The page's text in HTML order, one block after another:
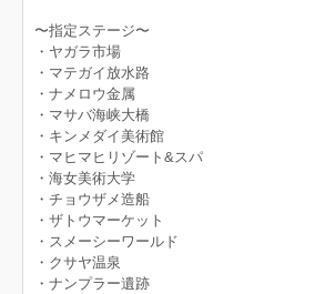
〜指定ステージ〜
・ヤガラ市場
・マテガイ放水路
・ナメロウ金属
・マサバ海峡大橋
・キンメダイ美術館
・マヒマヒリゾート&スパ
・海女美術大学
・チョウザメ造船
・ザトウマーケット
・スメーシーワールド
・クサヤ温泉
・ナンプラー遺跡